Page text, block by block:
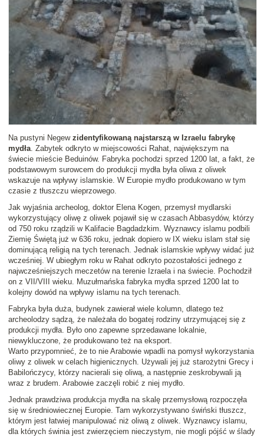
Na pustyni Negew zidentyfikowaną najstarszą w Izraelu fabrykę
mydła. Zabytek odkryto w miejscowości Rahat, największym na
świecie mieście Beduinów. Fabryka pochodzi sprzed 1200 lat, a fakt, że
podstawowym surowcem do produkcji mydła była oliwa z oliwek
wskazuje na wpływy islamskie. W Europie mydło produkowano w tym
czasie z tłuszczu wieprzowego.
Jak wyjaśnia archeolog, doktor Elena Kogen, przemysł mydlarski
wykorzystujący oliwę z oliwek pojawił się w czasach Abbasydów, którzy
od 750 roku rządzili w Kalifacie Bagdadzkim. Wyznawcy islamu podbili
Ziemię Świętą już w 636 roku, jednak dopiero w IX wieku islam stał się
dominującą religią na tych terenach. Jednak islamskie wpływy widać już
wcześniej. W ubiegłym roku w Rahat odkryto pozostałości jednego z
najwcześniejszych meczetów na terenie Izraela i na świecie. Pochodził
on z VII/VIII wieku. Muzułmańska fabryka mydła sprzed 1200 lat to
kolejny dowód na wpływy islamu na tych terenach.
Fabryka była duża, budynek zawierał wiele kolumn, dlatego też
archeolodzy sądzą, że należała do bogatej rodziny utrzymującej się z
produkcji mydła. Było ono zapewne sprzedawane lokalnie,
niewykluczone, że produkowano też na eksport.
Warto przypomnieć, że to nie Arabowie wpadli na pomysł wykorzystania
oliwy z oliwek w celach higienicznych. Używali jej już starożytni Grecy i
Babilończycy, którzy nacierali się oliwą, a następnie zeskrobywali ją
wraz z brudem. Arabowie zaczęli robić z niej mydło.
Jednak prawdziwa produkcja mydła na skalę przemysłową rozpoczęła
się w średniowiecznej Europie. Tam wykorzystywano świński tłuszcz,
którym jest łatwiej manipulować niż oliwą z oliwek. Wyznawcy islamu,
dla których świnia jest zwierzęciem nieczystym, nie mogli pójść w ślady